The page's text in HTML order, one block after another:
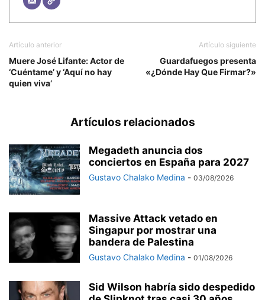
Artículo anterior
Muere José Lifante: Actor de
‘Cuéntame’ y ‘Aquí no hay
quien viva’
Artículo siguiente
Guardafuegos presenta
«¿Dónde Hay Que Firmar?»
Artículos relacionados
Megadeth anuncia dos
conciertos en España para 2027
Gustavo Chalako Medina - 03/08/2026
Massive Attack vetado en
Singapur por mostrar una
bandera de Palestina
Gustavo Chalako Medina - 01/08/2026
Sid Wilson habría sido despedido